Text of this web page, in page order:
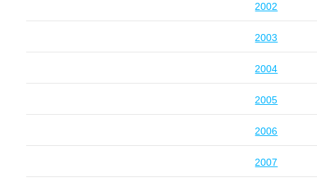
2002
2003
2004
2005
2006
2007